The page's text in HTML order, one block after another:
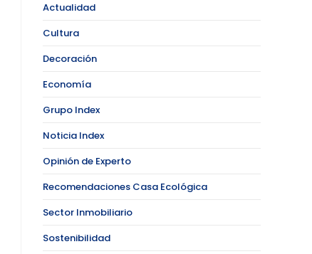
Actualidad
Cultura
Decoración
Economía
Grupo Index
Noticia Index
Opinión de Experto
Recomendaciones Casa Ecológica
Sector Inmobiliario
Sostenibilidad